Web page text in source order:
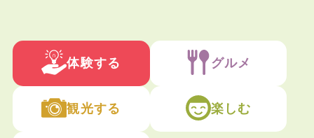
体験する グルメ
観光する 楽しむ